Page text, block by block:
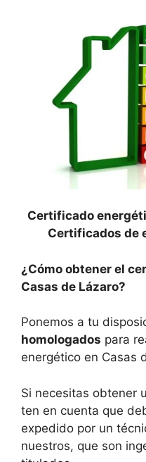
Certificado
Certificados de
¿Cómo obtener el
Casas de Lázaro?
Ponemos a tu
homologados para
energético en Casas
Si necesitas obtener
ten en cuenta que
expedido por un
nuestros, que son